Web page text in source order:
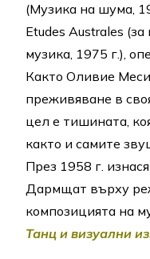
(Музика на шума,
Etudes Australes
музика, 1975 г.),
Както Оливие
преживяване в
цел е тишината,
както и самите
През 1958 г.
Дармщат върху
композицията на
Танц и визуални